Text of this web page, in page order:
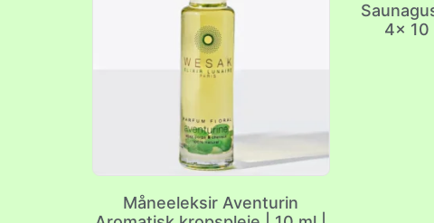
Måneeleksir Aventurin
4x 10